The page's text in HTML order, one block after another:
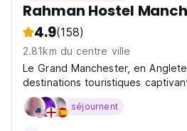
Rahman Hostel
4.9(158)
2.81km du centre ville
Le Grand Manchester, en
destinations touristiques
merveille architecturale de la
Manchester (3,5 km) ou
séjournent